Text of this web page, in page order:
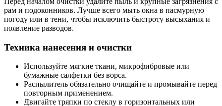
рам и подоконников. Лучше всего мыть окна в пасмурную
погоду или в тени, чтобы исключить быстроту высыхания и
появление разводов.
Техника нанесения и очистки
Используйте мягкие ткани, микрофибровые или
бумажные салфетки без ворса.
Распылитель обязательно очищайте и промывайте перед
повторным применением.
Двигайте тряпки по стеклу в горизонтальных или